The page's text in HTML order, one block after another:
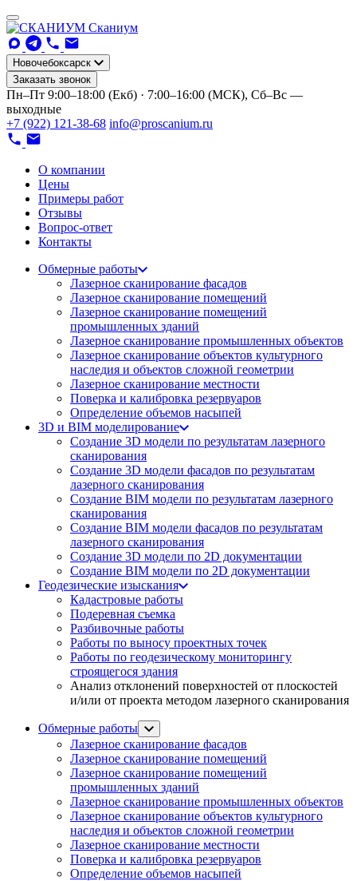
Сканиум
Новочебоксарск
Заказать звонок
Пн–Пт 9:00–18:00 (Екб) · 7:00–16:00 (МСК), Сб–Вс —
выходные
+7 (922) 121-38-68 info@proscanium.ru
О компании
Цены
Примеры работ
Отзывы
Вопрос-ответ
Контакты
Обмерные работы
Лазерное сканирование фасадов
Лазерное сканирование помещений
Лазерное сканирование помещений
промышленных зданий
Лазерное сканирование промышленных объектов
Лазерное сканирование объектов культурного
наследия и объектов сложной геометрии
Лазерное сканирование местности
Поверка и калибровка резервуаров
Определение объемов насы​​пей
3D и BIM моделирование
Создание 3D модели по результатам лазерного
сканирования
Создание 3D модели фасадов по результатам
лазерного сканирования
Создание BIM модели по результатам лазерного
сканирования
Создание BIM модели фасадов по результатам
лазерного сканирования
Создание 3D модели по 2D документации
Создание BIM модели по 2D документации
Геодезические изыскания
Кадастровые работы
Подеревная съемка
Разбивочные работы
Работы по выносу проектных точек
Работы по геодезическому мониторингу
строящегося здания
Анализ отклонений поверхностей от плоскостей
и/или от проекта методом лазерного сканирования
Обмерные работы
Лазерное сканирование фасадов
Лазерное сканирование помещений
Лазерное сканирование помещений
промышленных зданий
Лазерное сканирование промышленных объектов
Лазерное сканирование объектов культурного
наследия и объектов сложной геометрии
Лазерное сканирование местности
Поверка и калибровка резервуаров
Определение объемов насы​​пей